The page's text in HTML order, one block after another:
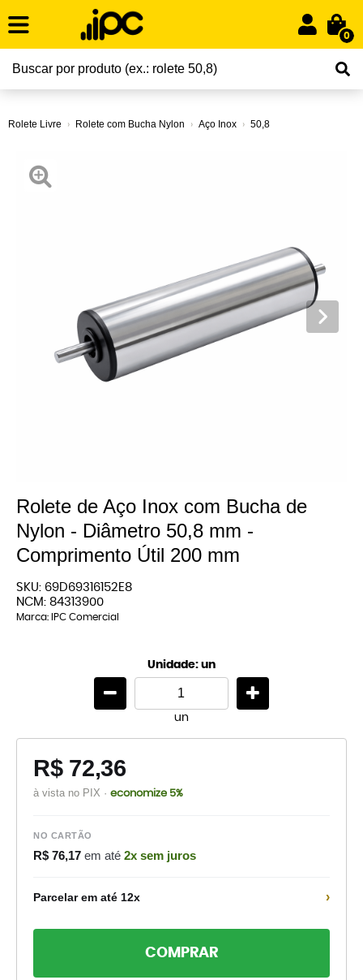
0
Rolete Livre Rolete com Bucha Nylon Aço Inox 50,8
Rolete de Aço Inox com Bucha de
Nylon - Diâmetro 50,8 mm -
Comprimento Útil 200 mm
SKU: 69D69316152E8
NCM: 84313900
Marca: IPC Comercial
Unidade: un
un
R$ 72,36
à vista no PIX · economize 5%
NO CARTÃO
R$ 76,17 em até 2x sem juros
Parcelar em até 12x ›
COMPRAR